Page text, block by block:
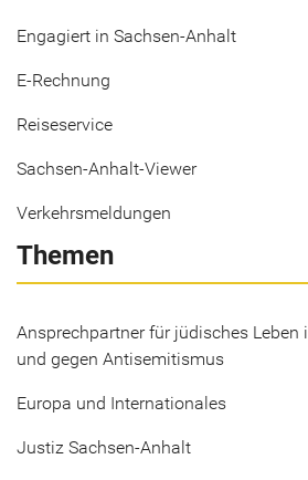
Engagiert in Sachsen-Anhalt
E-Rechnung
Reiseservice
Sachsen-Anhalt-Viewer
Verkehrsmeldungen
Themen
Ansprechpartner für jüdisches Leben
und gegen Antisemitismus
Europa und Internationales
Justiz Sachsen-Anhalt